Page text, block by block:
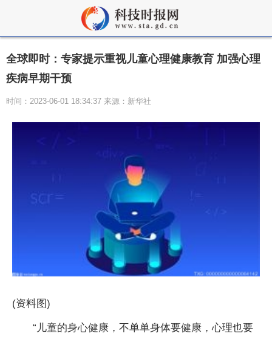
全球即时：专家提示重视儿童心理健康教育 加强心理
疾病早期干预
时间：2023-06-01 18:34:37 来源：新华社
(资料图)
“儿童的身心健康，不单单身体要健康，心理也要